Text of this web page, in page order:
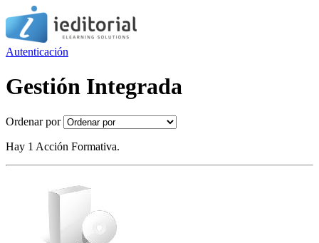
Autenticación
Gestión Integrada
Ordenar por
Hay 1 Acción Formativa.